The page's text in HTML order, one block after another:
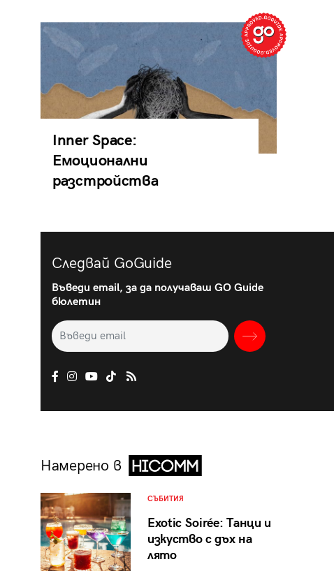
Inner Space:
Емоционални
разстройства
Следвай GoGuide
Въведи email, за да получаваш GO Guide
бюлетин
Намерено в
СЪБИТИЯ
Exotic Soirée: Танци и
изкуство с дъх на
лято